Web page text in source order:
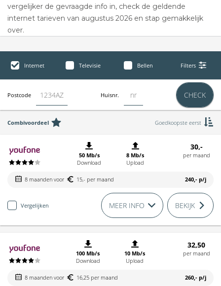
vergelijker de gevraagde info in, check de geldende
internet tarieven van augustus 2026 en stap gemakkelijk
over.
Internet Televisie Bellen Filters
Postcode Huisnr. CHECK
Combivoordeel Goedkoopste eerst
50 Mb/s
Download
8 Mb/s
Upload
30,-
per maand
8 maanden voor 15,- per maand 240,- p/j
Vergelijken MEER INFO BEKIJK
100 Mb/s
Download
10 Mb/s
Upload
32,50
per maand
8 maanden voor 16,25 per maand 260,- p/j